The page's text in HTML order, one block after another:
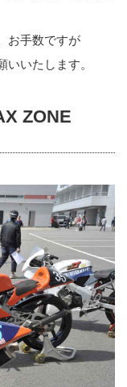
お手数ですが
いたします。
ZONE